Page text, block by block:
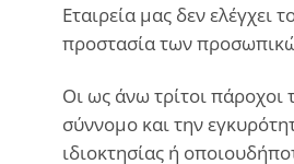
Εταιρεία μας δεν ελέγχει
προστασία των
Οι ως άνω τρίτοι πάροχοι
σύννομο και την
ιδιοκτησίας ή